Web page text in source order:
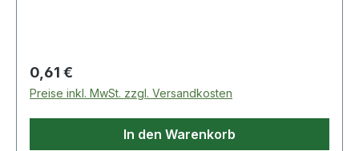
Regulärer Preis:
0,61 €
Preise inkl. MwSt. zzgl. Versandkosten
In den Warenkorb